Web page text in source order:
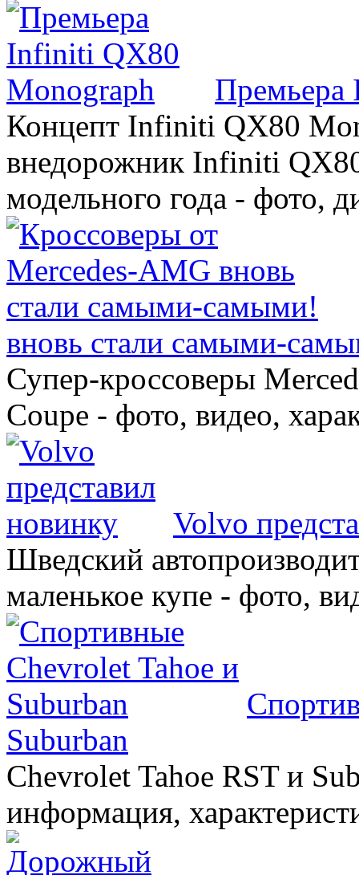
Премьера
Концепт Infiniti QX80
внедорожник Infiniti
модельного года - фото,
вновь стали самыми-
Супер-кроссоверы
Coupe - фото, видео,
Volvo
Шведский
маленькое купе - фото,
Suburban
Chevrolet Tahoe RST и
информация,